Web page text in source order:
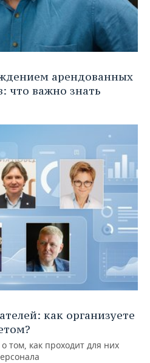
арендованных
что важно знать
как организуете
том, как проходит для них